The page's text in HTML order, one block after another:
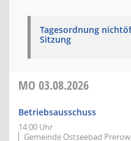
Tagesordnung
Sitzung
MO 03.08.2026
Betriebsausschuss
14:00 Uhr
Gemeinde Ostseebad